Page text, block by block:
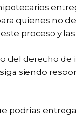
quienes no
proceso y
del derecho
siendo
podrías